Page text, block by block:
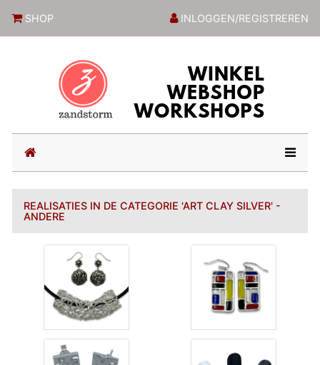
SHOP INLOGGEN/REGISTREREN
(current)
REALISATIES IN DE CATEGORIE 'ART CLAY SILVER' -
ANDERE